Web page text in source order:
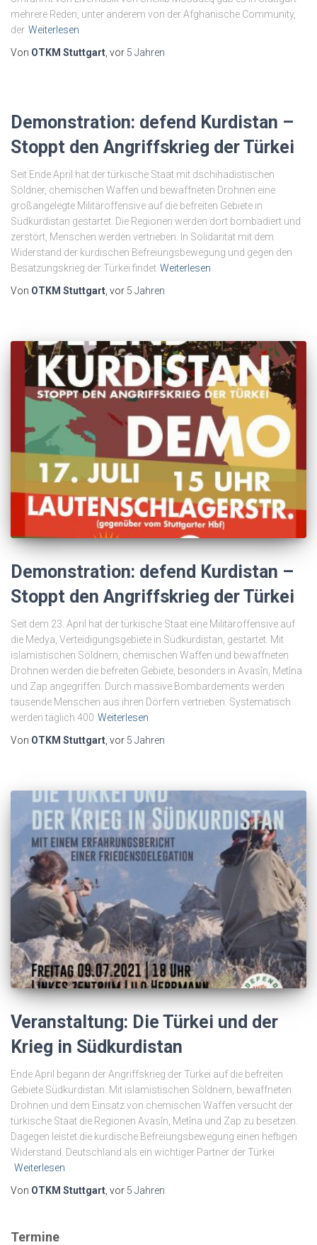
mehrere Reden, unter anderem von der Afghanische Community,
der Weiterlesen
Von OTKM Stuttgart , vor 5 Jahren
Demonstration: defend Kurdistan –
Stoppt den Angriffskrieg der Türkei
Seit Ende April hat der türkische Staat mit dschihadistischen
Söldner, chemischen Waffen und bewaffneten Drohnen eine
großangelegte Militäroffensive auf die befreiten Gebiete in
Südkurdistan gestartet. Die Regionen werden dort bombadiert und
zerstört, Menschen werden vertrieben. In Solidarität mit dem
Widerstand der kurdischen Befreiungsbewegung und gegen den
Besatzungskrieg der Türkei findet Weiterlesen
Von OTKM Stuttgart , vor 5 Jahren
Demonstration: defend Kurdistan –
Stoppt den Angriffskrieg der Türkei
Seit dem 23. April hat der türkische Staat eine Militäroffensive auf
die Medya, Verteidigungsgebiete in Südkurdistan, gestartet. Mit
islamistischen Söldnern, chemischen Waffen und bewaffneten
Drohnen werden die befreiten Gebiete, besonders in Avasîn, Metîna
und Zap angegriffen. Durch massive Bombardements werden
tausende Menschen aus ihren Dörfern vertrieben. Systematisch
werden täglich 400 Weiterlesen
Von OTKM Stuttgart, vor 5 Jahren
Veranstaltung: Die Türkei und der
Krieg in Südkurdistan
Ende April begann der Angriffskrieg der Türkei auf die befreiten
Gebiete Südkurdistan. Mit islamistischen Söldnern, bewaffneten
Drohnen und dem Einsatz von chemischen Waffen versucht der
türkische Staat die Regionen Avasîn, Metîna und Zap zu besetzen.
Dagegen leistet die kurdische Befreiungsbewegung einen heftigen
Widerstand. Deutschland als ein wichtiger Partner der Türkei
Weiterlesen
Von OTKM Stuttgart , vor 5 Jahren
Termine